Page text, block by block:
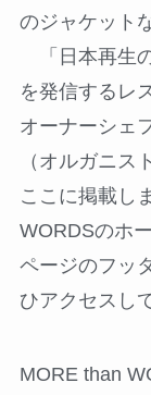
のジャケット
「日本再生
を発信するレ
オーナーシェ
（オルガニス
ここに掲載し
WORDSのホ
ページのフッ
ひアクセスし
MORE than